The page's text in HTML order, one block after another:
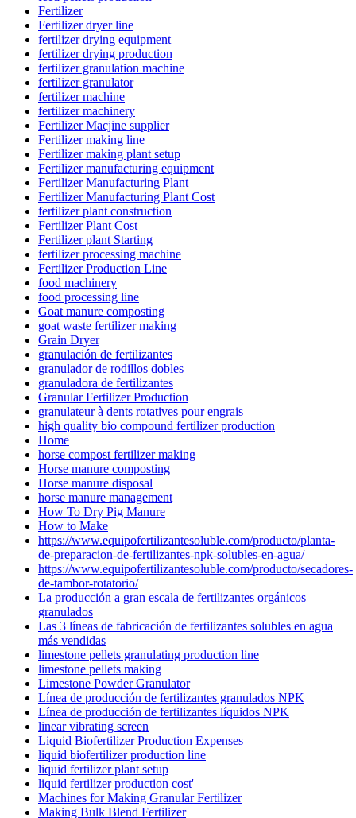
Fertilizer
Fertilizer dryer line
fertilizer drying equipment
fertilizer drying production
fertilizer granulation machine
fertilizer granulator
fertilizer machine
fertilizer machinery
Fertilizer Macjine supplier
Fertilizer making line
Fertilizer making plant setup
Fertilizer manufacturing equipment
Fertilizer Manufacturing Plant
Fertilizer Manufacturing Plant Cost
fertilizer plant construction
Fertilizer Plant Cost
Fertilizer plant Starting
fertilizer processing machine
Fertilizer Production Line
food machinery
food processing line
Goat manure composting
goat waste fertilizer making
Grain Dryer
granulación de fertilizantes
granulador de rodillos dobles
granuladora de fertilizantes
Granular Fertilizer Production
granulateur à dents rotatives pour engrais
high quality bio compound fertilizer production
Home
horse compost fertilizer making
Horse manure composting
Horse manure disposal
horse manure management
How To Dry Pig Manure
How to Make
https://www.equipofertilizantesoluble.com/producto/planta-
de-preparacion-de-fertilizantes-npk-solubles-en-agua/
https://www.equipofertilizantesoluble.com/producto/secadores-
de-tambor-rotatorio/
La producción a gran escala de fertilizantes orgánicos
granulados
Las 3 líneas de fabricación de fertilizantes solubles en agua
más vendidas
limestone pellets granulating production line
limestone pellets making
Limestone Powder Granulator
Línea de producción de fertilizantes granulados NPK
Línea de producción de fertilizantes líquidos NPK
linear vibrating screen
Liquid Biofertilizer Production Expenses
liquid biofertilizer production line
liquid fertilizer plant setup
liquid fertilizer production cost'
Machines for Making Granular Fertilizer
Making Bulk Blend Fertilizer